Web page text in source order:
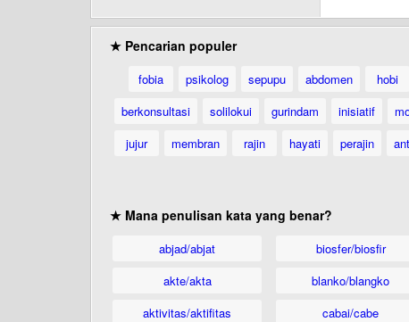
★ Pencarian populer
fobia psikolog sepupu abdomen hobi
berkonsultasi
solilokui gurindam inisiatif
jujur
membran rajin hayati perajin
★ Mana penulisan kata yang benar?
abjad/abjat
akte/akta
aktivitas/aktifitas
biosfer/biosfir
blanko/blangko
cabai/cabe